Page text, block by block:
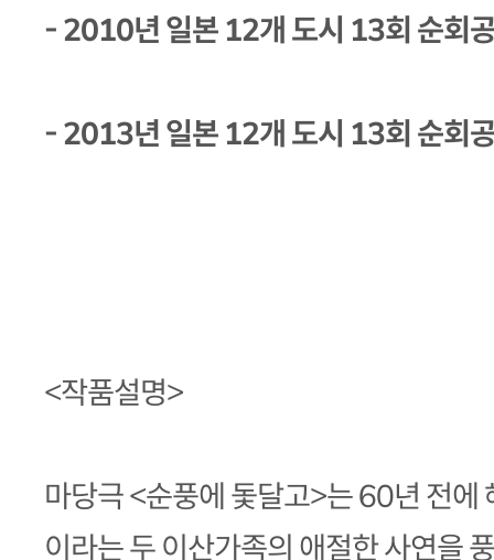
- 2010년 일본 12개 도시 13회 순회
- 2013년 일본 12개 도시 13회 순회
<작품설명>
마당극 <순풍에 돛달고>는 60년 전에
이라는 두 이산가족의 애절한 사연을